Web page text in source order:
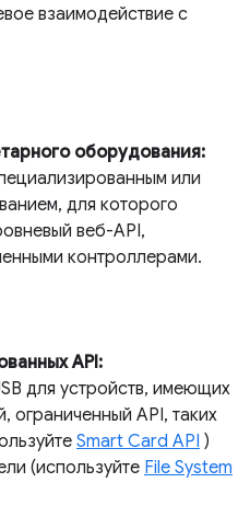
взаимодействие с
оборудования:
или
для которого
веб-API,
контроллерами.
API:
для устройств, имеющих
ограниченный API, таких
Smart Card API )
(используйте File System